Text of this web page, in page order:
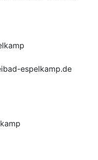
espelkamp.de